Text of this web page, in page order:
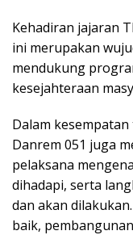
Kehadiran jajaran
ini merupakan
mendukung
kesejahteraan
Dalam
Danrem 051 juga
pelaksana
dihadapi, serta
dan akan
baik,